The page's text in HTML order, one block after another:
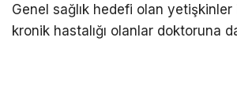
Genel sağlık hedefi olan
kronik hastalığı olanlar doktoruna